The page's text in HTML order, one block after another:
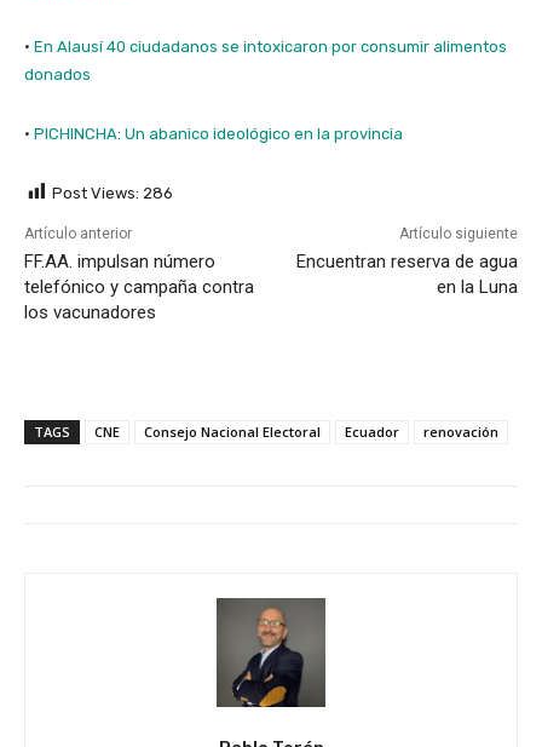
· En Alausí 40 ciudadanos se intoxicaron por consumir alimentos
donados
· PICHINCHA: Un abanico ideológico en la provincia
Post Views: 286
Artículo anterior
FF.AA. impulsan número
telefónico y campaña contra
los vacunadores
Artículo siguiente
Encuentran reserva de agua
en la Luna
TAGS CNE Consejo Nacional Electoral Ecuador renovación